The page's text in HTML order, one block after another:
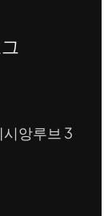
앙루브 3